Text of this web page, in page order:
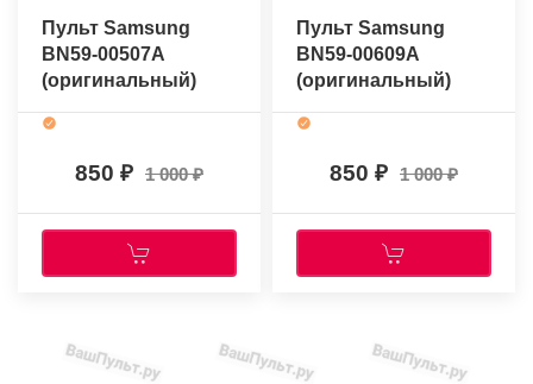
Пульт Samsung
BN59-00507A
(оригинальный)
850 1 000
Пульт Samsung
BN59-00609A
(оригинальный)
850 1 000